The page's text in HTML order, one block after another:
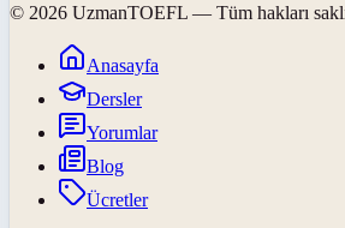
© 2026 UzmanTOEFL — Tüm hakları
Anasayfa
Dersler
Yorumlar
Blog
Ücretler